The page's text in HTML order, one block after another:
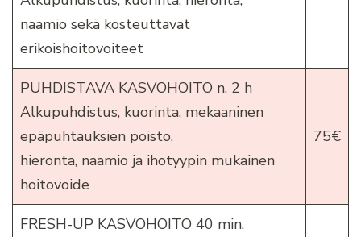
naamio sekä kosteuttavat
erikoishoitovoiteet
PUHDISTAVA KASVOHOITO n. 2 h
Alkupuhdistus, kuorinta, mekaaninen
epäpuhtauksien poisto,
hieronta, naamio ja ihotyypin mukainen
hoitovoide
75€
FRESH-UP KASVOHOITO 40 min.